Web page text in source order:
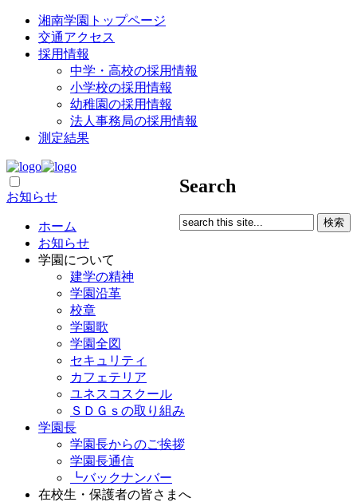
湘南学園トップページ
交通アクセス
採用情報
中学・高校の採用情報
小学校の採用情報
幼稚園の採用情報
法人事務局の採用情報
測定結果
Search
お知らせ
ホーム
お知らせ
学園について
建学の精神
学園沿革
校章
学園歌
学園全図
セキュリティ
カフェテリア
ユネスコスクール
ＳＤＧｓの取り組み
学園長
学園長からのご挨拶
学園長通信
┗バックナンバー
在校生・保護者の皆さまへ